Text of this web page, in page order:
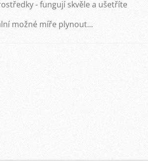
- fungují skvěle a ušetříte
možné míře plynout...